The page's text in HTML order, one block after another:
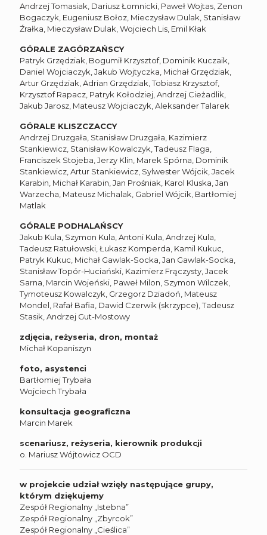
Andrzej Tomasiak, Dariusz Łomnicki, Paweł Wojtas, Zenon
Bogaczyk, Eugeniusz Bołoz, Mieczysław Dulak, Stanisław
Źrałka, Mieczysław Dulak, Wojciech Lis, Emil Kłak
GÓRALE ZAGÓRZAŃSCY
Patryk Grzędziak, Bogumił Krzysztof, Dominik Kuczaik,
Daniel Wojciaczyk, Jakub Wojtyczka, Michał Grzędziak,
Artur Grzędziak, Adrian Grzędziak, Tobiasz Krzysztof,
Krzysztof Rapacz, Patryk Kołodziej, Andrzej Cieżadlik,
Jakub Jarosz, Mateusz Wojciaczyk, Aleksander Talarek
GÓRALE KLISZCZACCY
Andrzej Druzgała, Stanisław Druzgała, Kazimierz
Stankiewicz, Stanisław Kowalczyk, Tadeusz Flaga,
Franciszek Stojeba, Jerzy Klin, Marek Spórna, Dominik
Stankiewicz, Artur Stankiewicz, Sylwester Wójcik, Jacek
Karabin, Michał Karabin, Jan Prośniak, Karol Kluska, Jan
Warzecha, Mateusz Michalak, Gabriel Wójcik, Bartłomiej
Matlak
GÓRALE PODHALAŃSCY
Jakub Kula, Szymon Kula, Antoni Kula, Andrzej Kula,
Tadeusz Ratułowski, Łukasz Komperda, Kamil Kukuc,
Patryk Kukuc, Michał Gawlak-Socka, Jan Gawlak-Socka,
Stanisław Topór-Huciański, Kazimierz Frączysty, Jacek
Sarna, Marcin Wojeński, Paweł Milon, Szymon Wilczek,
Tymoteusz Kowalczyk, Grzegorz Dziadoń, Mateusz
Mondel, Rafał Bafia, Dawid Czerwik (skrzypce), Tadeusz
Stasik, Andrzej Gut-Mostowy
zdjęcia, reżyseria, dron, montaż
Michał Kopaniszyn
foto, asystenci
Bartłomiej Trybała
Wojciech Trybała
konsultacja geograficzna
Marcin Marek
scenariusz, reżyseria, kierownik produkcji
o. Mariusz Wójtowicz OCD
w projekcie udział wzięły następujące grupy,
którym dziękujemy
Zespół Regionalny „Istebna”
Zespół Regionalny „Zbyrcok”
Zespół Regionalny „Cieślica”